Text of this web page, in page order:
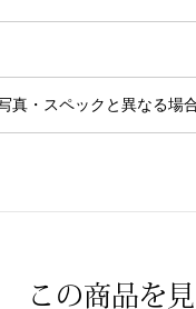
・スペックと異なる場
この商品を